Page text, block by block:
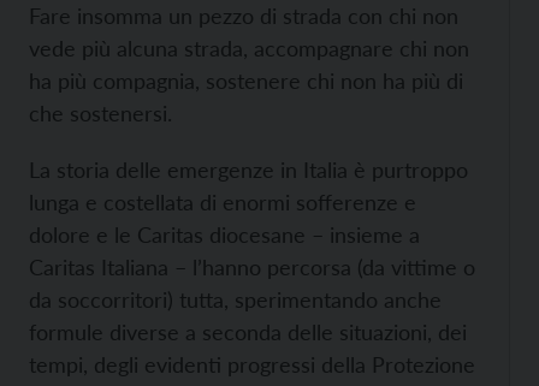
Fare insomma un pezzo di strada con chi non
vede più alcuna strada, accompagnare chi non
ha più compagnia, sostenere chi non ha più di
che sostenersi.
La storia delle emergenze in Italia è purtroppo
lunga e costellata di enormi sofferenze e
dolore e le Caritas diocesane – insieme a
Caritas Italiana – l’hanno percorsa (da vittime o
da soccorritori) tutta, sperimentando anche
formule diverse a seconda delle situazioni, dei
tempi, degli evidenti progressi della Protezione